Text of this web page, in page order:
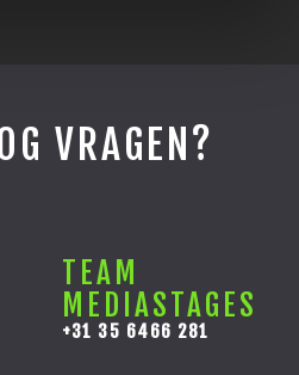
VRAGEN?
TEAM
MEDIASTAGES
+31 35 6466 281